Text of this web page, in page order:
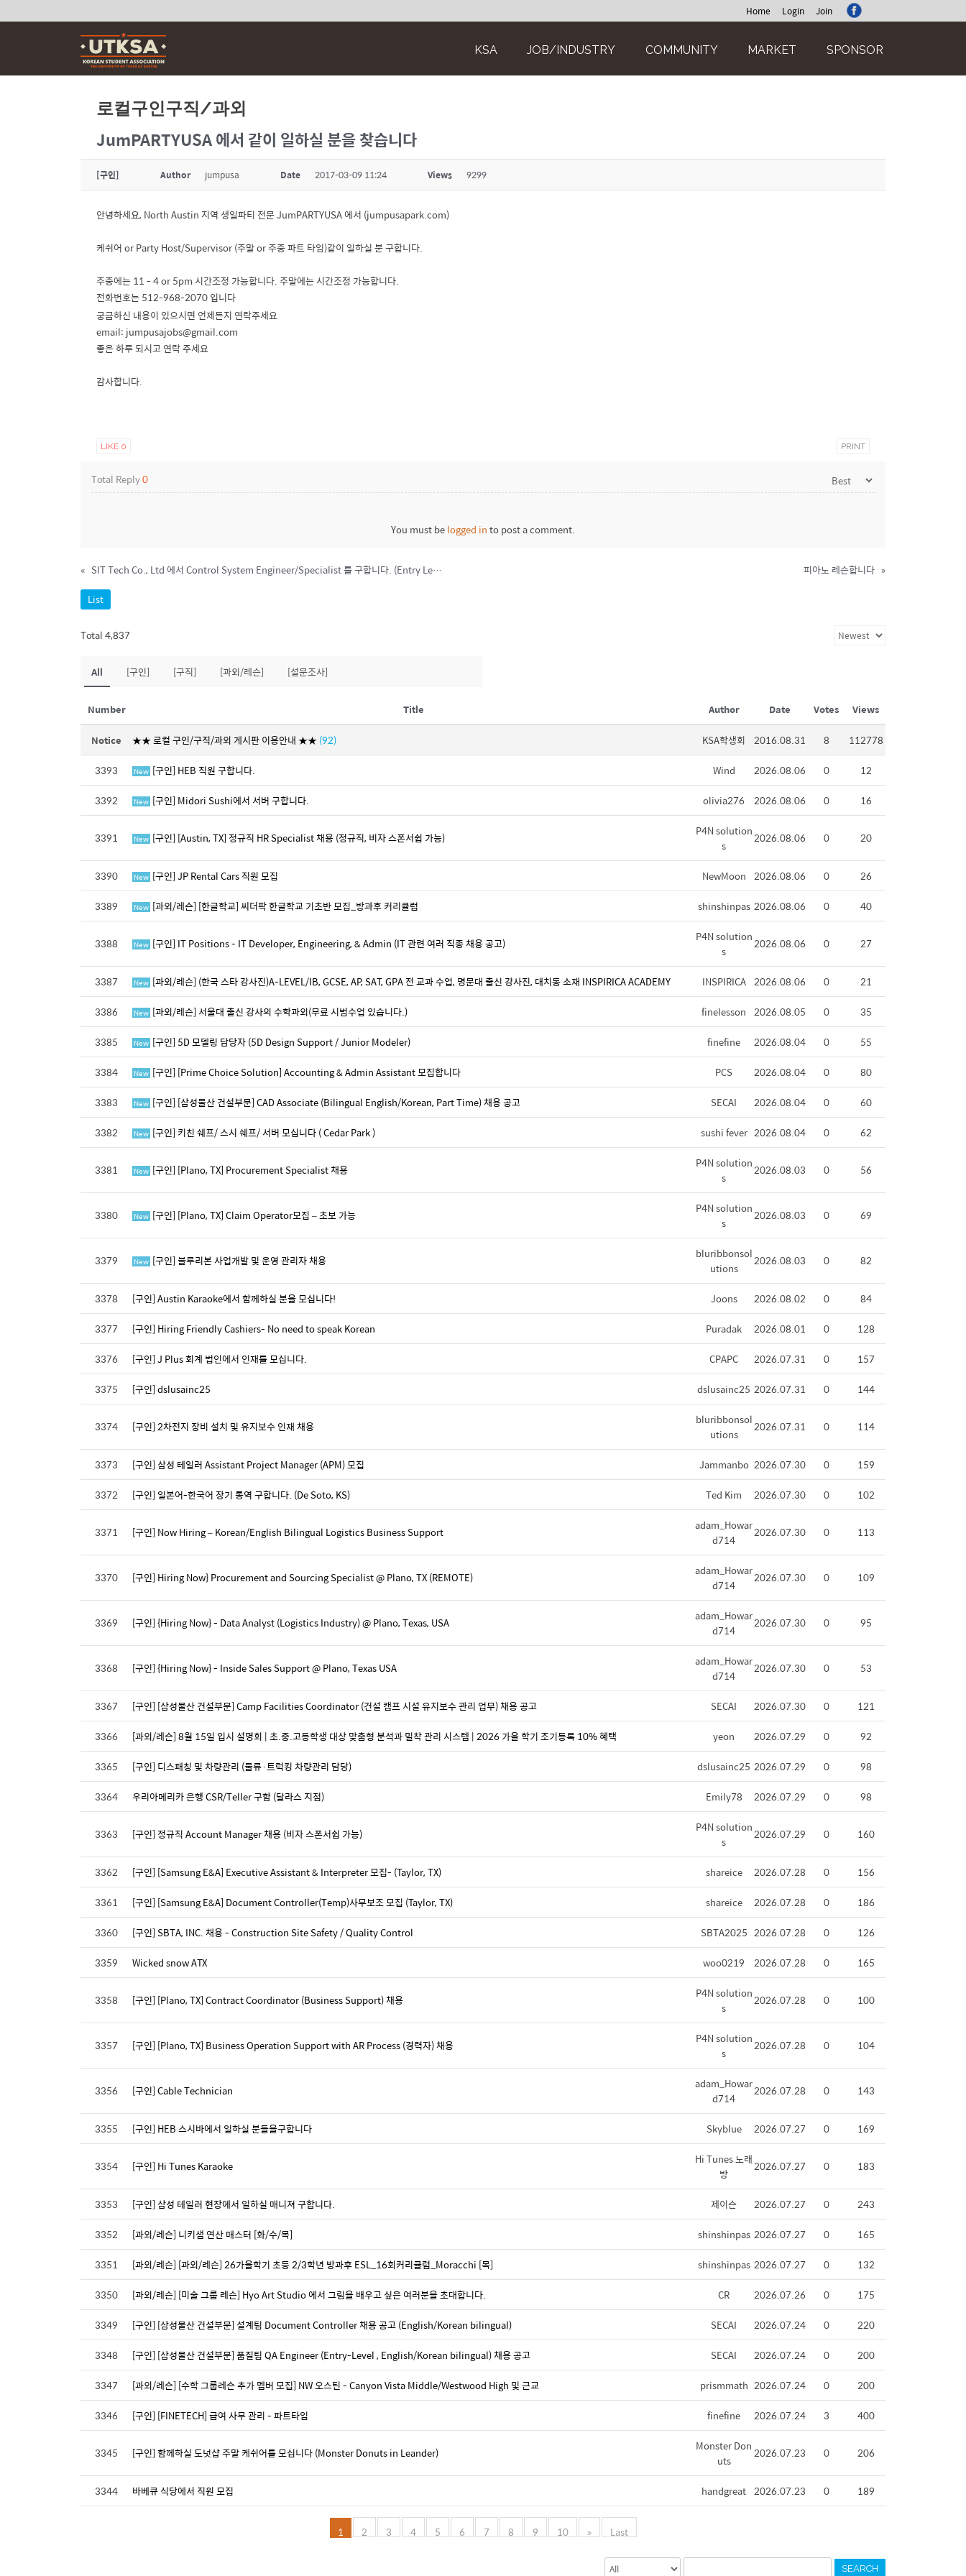
Home Login Join
KSA JOB/INDUSTRY COMMUNITY MARKET SPONSOR
로컬구인구직/과외
JumPARTYUSA 에서 같이 일하실 분을 찾습니다
[구인] Author jumpusa Date 2017-03-09 11:24 Views 9299
안녕하세요, North Austin 지역 생일파티 전문 JumPARTYUSA 에서 (jumpusapark.com)
케쉬어 or Party Host/Supervisor (주말 or 주중 파트 타임)같이 일하실 분 구합니다.
주중에는 11 - 4 or 5pm 시간조정 가능합니다. 주말에는 시간조정 가능합니다.
전화번호는512-968-2070입니다
궁금하신 내용이 있으시면 언제든지 연락주세요
email: jumpusajobs@gmail.com
좋은 하루 되시고 연락 주세요
감사합니다.
LIKE 0 PRINT
Total Reply0
You must belogged into post a comment.
« SIT Tech Co., Ltd 에서 Control System Engineer/Specialist 를 구합니다. (Entry Level) 피아노 레슨합니다 »
List
Total 4,837
All [구인] [구직] [과외/레슨] [설문조사]
Number Title Author Date Votes Views
Notice ★★ 로컬 구인/구직/과외 게시판 이용안내 ★★(92) KSA학생회 2016.08.31 8
112778
3393
New [구인] HEB 직원 구합니다. Wind 2026.08.06 0
12
3392
New [구인] Midori Sushi에서 서버 구합니다. olivia276 2026.08.06 0 16
3391 New [구인] [Austin, TX] 정규직 HR Specialist 채용 (정규직, 비자 스폰서쉽 가능)
P4N solution
s
2026.08.06 0 20
3390 New [구인] JP Rental Cars 직원 모집 NewMoon 2026.08.06 0
26
3389
New [과외/레슨] [한글학교] 씨더팍 한글학교 기초반 모집_방과후 커리큘럼 shinshinpas 2026.08.06 0 40
3388 New [구인] IT Positions - IT Developer, Engineering, & Admin (IT 관련 여러 직종 채용 공고)
P4N solution
s
2026.08.06 0 27
3387 New [과외/레슨] (한국 스타 강사진)A-LEVEL/IB, GCSE, AP, SAT, GPA 전 교과 수업, 명문대 출신 강사진, 대치동 소재 INSPIRICA ACADEMY INSPIRICA 2026.08.06 0
21
3386
New [과외/레슨] 서울대 출신 강사의 수학과외(무료 시범수업 있습니다.) finelesson 2026.08.05 0
35
3385
New [구인] 5D 모델링 담당자 (5D Design Support / Junior Modeler) finefine 2026.08.04 0
55
3384
New [구인] [Prime Choice Solution] Accounting & Admin Assistant 모집합니다 PCS 2026.08.04 0
80
3383
New [구인] [삼성물산 건설부문] CAD Associate (Bilingual English/Korean, Part Time) 채용 공고 SECAI 2026.08.04 0
60
3382
New [구인] 키친 쉐프/ 스시 쉐프/ 서버 모십니다 ( Cedar Park ) sushi fever 2026.08.04 0 62
3381 New [구인] [Plano, TX] Procurement Specialist 채용
P4N solution
s
2026.08.03 0 56
3380 New [구인] [Plano, TX] Claim Operator모집 – 초보 가능
P4N solution
s
2026.08.03 0 69
3379 New [구인] 블루리본 사업개발 및 운영 관리자 채용
bluribbonsol
utions
2026.08.03 0 82
3378 [구인] Austin Karaoke에서 함께하실 분을 모십니다! Joons 2026.08.02 0
84
3377
[구인] Hiring Friendly Cashiers- No need to speak Korean Puradak 2026.08.01 0
128
3376
[구인] J Plus 회계 법인에서 인재를 모십니다. CPAPC 2026.07.31 0
157
3375
[구인] dslusainc25 dslusainc25 2026.07.31 0 144
3374 [구인] 2차전지 장비 설치 및 유지보수 인재 채용
bluribbonsol
utions
2026.07.31 0 114
3373 [구인] 삼성 테일러 Assistant Project Manager (APM) 모집 Jammanbo 2026.07.30 0
159
3372
[구인] 일본어-한국어 장기 통역 구합니다. (De Soto, KS) Ted Kim 2026.07.30 0 102
3371 [구인] Now Hiring – Korean/English Bilingual Logistics Business Support
adam_Howar
d714
2026.07.30 0 113
3370 [구인] Hiring Now} Procurement and Sourcing Specialist @ Plano, TX (REMOTE)
adam_Howar
d714
2026.07.30 0 109
3369 [구인] {Hiring Now} - Data Analyst (Logistics Industry) @ Plano, Texas, USA
adam_Howar
d714
2026.07.30 0 95
3368 [구인] {Hiring Now} - Inside Sales Support @ Plano, Texas USA
adam_Howar
d714
2026.07.30 0 53
3367 [구인] [삼성물산 건설부문] Camp Facilities Coordinator (건설 캠프 시설 유지보수 관리 업무) 채용 공고 SECAI 2026.07.30 0
121
3366
[과외/레슨] 8월 15일 입시 설명회 | 초.중.고등학생 대상 맞춤형 분석과 밀착 관리 시스템 | 2026 가을 학기 조기등록 10% 혜택 yeon 2026.07.29 0
92
3365
[구인] 디스패칭 및 차량관리 (물류·트럭킹 차량관리 담당) dslusainc25 2026.07.29 0
98
3364
우리아메리카 은행 CSR/Teller 구함 (달라스 지점) Emily78 2026.07.29 0 98
3363 [구인] 정규직 Account Manager 채용 (비자 스폰서쉽 가능)
P4N solution
s
2026.07.29 0 160
3362 [구인] [Samsung E&A] Executive Assistant & Interpreter 모집- (Taylor, TX) shareice 2026.07.28 0
156
3361
[구인] [Samsung E&A] Document Controller(Temp)사무보조 모집 (Taylor, TX) shareice 2026.07.28 0
186
3360
[구인] SBTA, INC. 채용 - Construction Site Safety / Quality Control SBTA2025 2026.07.28 0
126
3359
Wicked snow ATX woo0219 2026.07.28 0 165
3358 [구인] [Plano, TX] Contract Coordinator (Business Support) 채용
P4N solution
s
2026.07.28 0 100
3357 [구인] [Plano, TX] Business Operation Support with AR Process (경력자) 채용
P4N solution
s
2026.07.28 0 104
3356 [구인] Cable Technician
adam_Howar
d714
2026.07.28 0 143
3355 [구인] HEB 스시바에서 일하실 분들을구합니다 Skyblue 2026.07.27 0 169
3354 [구인] Hi Tunes Karaoke
Hi Tunes 노래
방
2026.07.27 0 183
3353 [구인] 삼성 테일러 현장에서 일하실 매니져 구합니다. 제이슨 2026.07.27 0
243
3352
[과외/레슨] 니키샘 연산 매스터 [화/수/목] shinshinpas 2026.07.27 0
165
3351
[과외/레슨] [과외/레슨] 26가을학기 초등 2/3학년 방과후 ESL_16회커리큘럼_Moracchi [목] shinshinpas 2026.07.27 0
132
3350
[과외/레슨] [미술 그룹 레슨] Hyo Art Studio 에서 그림을 배우고 싶은 여러분을 초대합니다. CR 2026.07.26 0
175
3349
[구인] [삼성물산 건설부문] 설계팀 Document Controller 채용 공고 (English/Korean bilingual) SECAI 2026.07.24 0
220
3348
[구인] [삼성물산 건설부문] 품질팀 QA Engineer (Entry-Level , English/Korean bilingual) 채용 공고 SECAI 2026.07.24 0
200
3347
[과외/레슨] [수학 그룹레슨 추가 멤버 모집] NW 오스틴 - Canyon Vista Middle/Westwood High 및 근교 prismmath 2026.07.24 0
200
3346
[구인] [FINETECH] 급여 사무 관리 - 파트타임 finefine 2026.07.24 3 400
3345 [구인] 함께하실 도넛샵 주말 케쉬어를 모십니다 (Monster Donuts in Leander)
Monster Don
uts
2026.07.23 0 206
3344 바베큐 식당에서 직원 모집 handgreat 2026.07.23 0 189
1 2 3 4 5 6 7 8 9 10 » Last
SEARCH